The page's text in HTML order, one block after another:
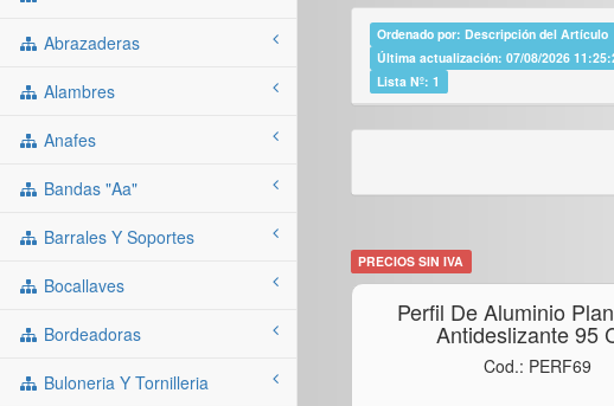
Abrazaderas
Alambres
Anafes
Bandas "aa"
Barrales Y Soportes
Bocallaves
Bordeadoras
Buloneria Y Tornilleria
Ordenado por: Descripción del Artículo
Última actualización: 07/08/2026
Lista Nº: 1
PRECIOS SIN IVA
Perfil De Aluminio
Antideslizante 95
Cod.: PERF69